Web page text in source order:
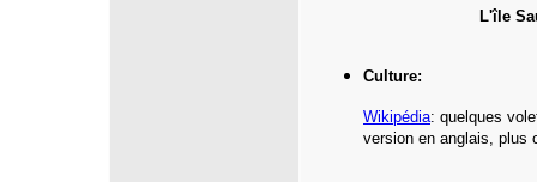
L'île
Culture:
Wikipédia: quelques
version en anglais, plus